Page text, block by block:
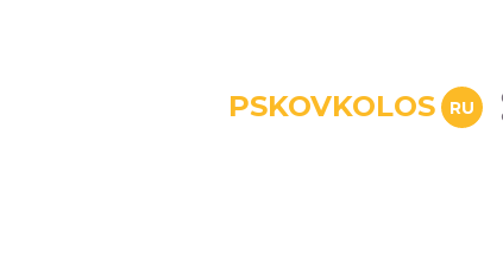
PSKOVKOLOS RU